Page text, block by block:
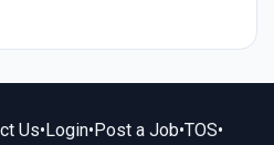
Us• Login• Post a Job•TOS•